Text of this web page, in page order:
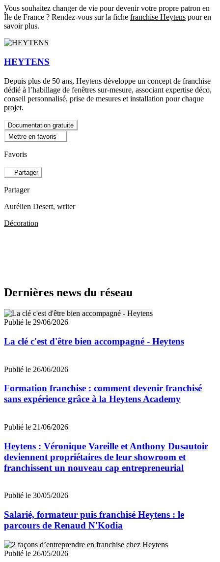
Vous souhaitez changer de vie pour devenir votre propre patron en
Île de France ? Rendez-vous sur la fiche franchise Heytens pour en
savoir plus.
HEYTENS
Depuis plus de 50 ans, Heytens développe un concept de franchise
dédié à l’habillage de fenêtres sur-mesure, associant expertise déco,
conseil personnalisé, prise de mesures et installation pour chaque
projet.
Documentation gratuite
Mettre en favoris
Favoris
Partager
Partager
Aurélien Desert, writer
Décoration
Dernières news du réseau
Publié le 29/06/2026
La clé c'est d'être bien accompagné - Heytens
Publié le 26/06/2026
Formation franchise : comment devenir franchisé
sans expérience grâce à la Heytens Academy
Publié le 21/06/2026
Heytens : Véronique Vareille et Anthony Dusautoir
deviennent propriétaires de leur showroom et
franchissent un nouveau cap entrepreneurial
Publié le 30/05/2026
Salarié, formateur puis franchisé Heytens : le
parcours de Renaud N'Kodia
Publié le 26/05/2026